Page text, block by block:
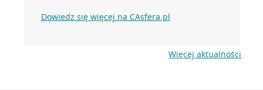
Dowiedz się więcej na CAsfera.pl
Więcej aktualności